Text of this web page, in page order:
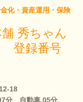
化・資産運用・保険
舗 秀ちゃん
登録番号
18
分 自動車 05分
答